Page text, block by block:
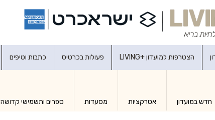
הצטרפות למועדון +LIVING פעולות בכרטיס כתבות וטיפים
חדש במועדון אטרקציות מסעדות ספרים ותשמישי קדושה